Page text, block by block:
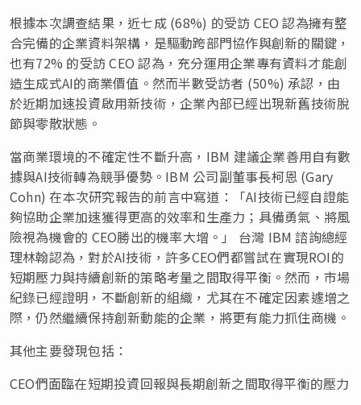
根據本次調查結果，近七成 (68%) 的受訪 CEO 認為擁有整
合完備的企業資料架構，是驅動跨部門協作與創新的關鍵，
也有72% 的受訪 CEO 認為，充分運用企業專有資料才能創
造生成式AI的商業價值。然而半數受訪者 (50%) 承認，由
於近期加速投資啟用新技術，企業內部已經出現新舊技術脫
節與零散狀態。
當商業環境的不確定性不斷升高，IBM 建議企業善用自有數
據與AI技術轉為競爭優勢。IBM 公司副董事長柯恩 (Gary
Cohn) 在本次研究報告的前言中寫道：「AI技術已經自證能
夠協助企業加速獲得更高的效率和生產力；具備勇氣、將風
險視為機會的 CEO勝出的機率大增。」 台灣 IBM 諮詢總經
理林翰認為，對於AI技術，許多CEO們都嘗試在實現ROI的
短期壓力與持續創新的策略考量之間取得平衡。然而，市場
紀錄已經證明，不斷創新的組織，尤其在不確定因素遽增之
際，仍然繼續保持創新動能的企業，將更有能力抓住商機。
其他主要發現包括：
CEO們面臨在短期投資回報與長期創新之間取得平衡的壓力